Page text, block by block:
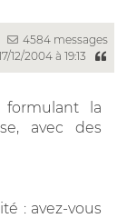
4584 messages
12/2004 à 19:13
la
avec des
: avez-vous